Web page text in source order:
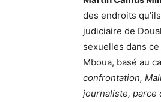
des endroits
judiciaire de
sexuelles dans
Mboua, basé au
confrontation,
journaliste, parce